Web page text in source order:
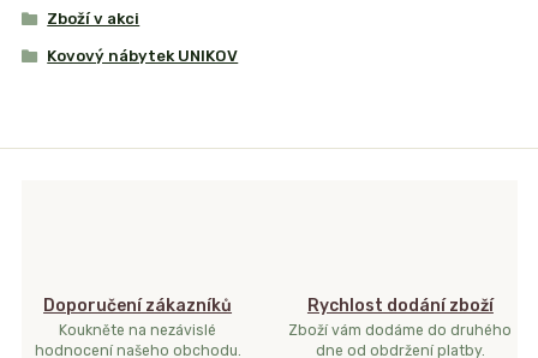
Zboží v akci
Kovový nábytek UNIKOV
Doporučení zákazníků
Koukněte na nezávislé
hodnocení našeho obchodu.
Rychlost dodání zboží
Zboží vám dodáme do druhého
dne od obdržení platby.